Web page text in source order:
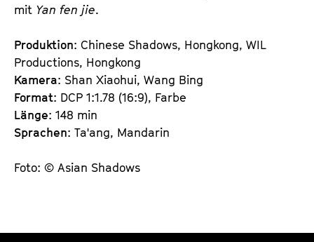
mit Yan fen jie.
Produktion: Chinese Shadows, Hongkong, WIL
Productions, Hongkong
Kamera: Shan Xiaohui, Wang Bing
Format: DCP 1:1.78 (16:9), Farbe
Länge: 148 min
Sprachen: Ta'ang, Mandarin
Foto: © Asian Shadows